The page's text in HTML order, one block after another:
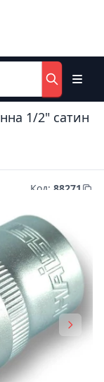
1/2" сатин
Код: 88271